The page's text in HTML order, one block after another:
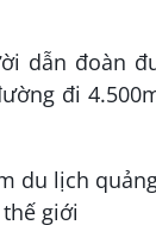
dẫn đoàn
đi